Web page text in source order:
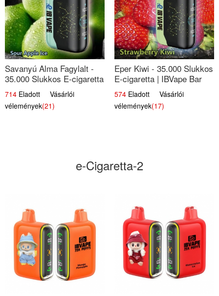
Savanyú Alma Fagylalt -
35.000 Slukkos E-cigaretta
| IBVape Bar
714 Eladott Vásárlói
vélemények(21)
Eper Kiwi - 35.000 Slukkos
E-cigaretta | IBVape Bar
Friss Gyümölcs Ízek
574 Eladott Vásárlói
vélemények(17)
e-Cigaretta-2